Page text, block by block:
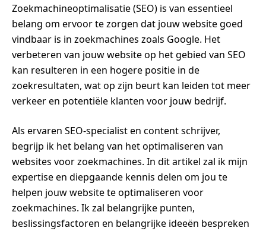
Zoekmachineoptimalisatie (SEO) is van essentieel
belang om ervoor te zorgen dat jouw website goed
vindbaar is in zoekmachines zoals Google. Het
verbeteren van jouw website op het gebied van SEO
kan resulteren in een hogere positie in de
zoekresultaten, wat op zijn beurt kan leiden tot meer
verkeer en potentiële klanten voor jouw bedrijf.
Als ervaren SEO-specialist en content schrijver,
begrijp ik het belang van het optimaliseren van
websites voor zoekmachines. In dit artikel zal ik mijn
expertise en diepgaande kennis delen om jou te
helpen jouw website te optimaliseren voor
zoekmachines. Ik zal belangrijke punten,
beslissingsfactoren en belangrijke ideeën bespreken